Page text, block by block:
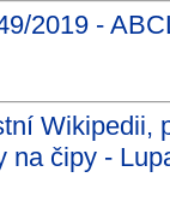
2019 -
Wikipedii,
na čipy -